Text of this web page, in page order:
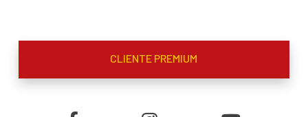
CLIENTE PREMIUM